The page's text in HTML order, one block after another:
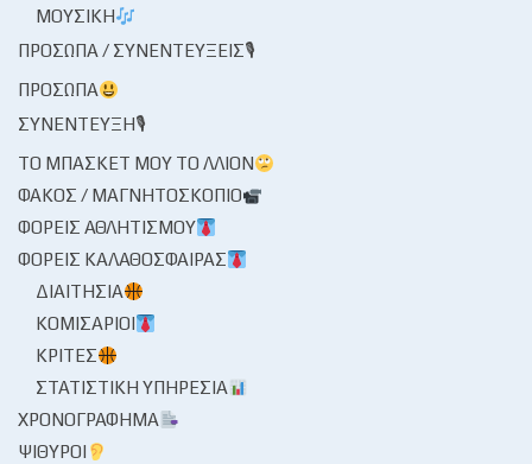
ΜΟΥΣΙΚΉ
ΠΡΌΣΩΠΑ / ΣΥΝΕΝΤΕΎΞΕΙΣ🎙
ΠΡΌΣΩΠΑ
ΣΥΝΈΝΤΕΥΞΗ🎙
ΤΟ ΜΠΆΣΚΕΤ ΜΟΥ ΤΟ ΛΛΊΟΝ
ΦΑΚΌΣ / ΜΑΓΝΗΤΟΣΚΌΠΙΟ
ΦΟΡΕΊΣ ΑΘΛΗΤΙΣΜΟΎ
ΦΟΡΕΊΣ ΚΑΛΑΘΌΣΦΑΙΡΑΣ
ΔΙΑΙΤΗΣΊΑ
ΚΟΜΙΣΆΡΙΟΙ
ΚΡΙΤΈΣ
ΣΤΑΤΙΣΤΙΚΉ ΥΠΗΡΕΣΊΑ
ΧΡΟΝΟΓΡΆΦΗΜΑ
ΨΊΘΥΡΟΙ